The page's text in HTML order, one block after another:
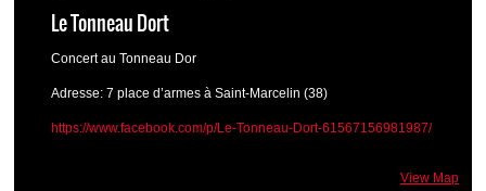
View Map
Le Tonneau Dort
Concert au Tonneau Dor
Adresse: 7 place d’armes à Saint-Marcelin (38)
https://www.facebook.com/p/Le-Tonneau-Dort-61567156981987/